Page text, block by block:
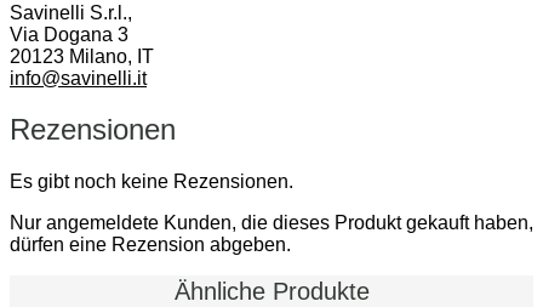
Savinelli S.r.l.,
Via Dogana 3
20123 Milano, IT
info@savinelli.it
Rezensionen
Es gibt noch keine Rezensionen.
Nur angemeldete Kunden, die dieses Produkt gekauft haben,
dürfen eine Rezension abgeben.
Ähnliche Produkte